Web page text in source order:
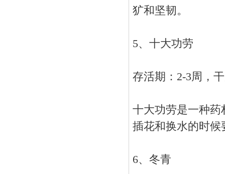
犷和坚韧。
5、十大功劳
存活期：2-3周，
十大功劳是一种
插花和换水的时候
6、冬青